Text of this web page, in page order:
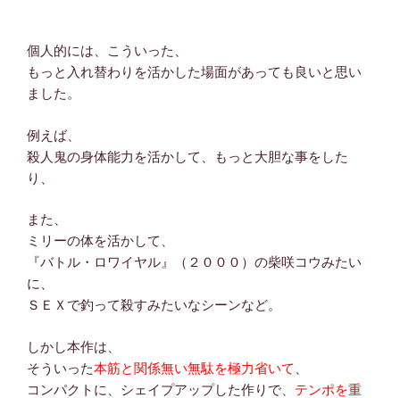
個人的には、こういった、
もっと入れ替わりを活かした場面があっても良いと思い
ました。
例えば、
殺人鬼の身体能力を活かして、もっと大胆な事をした
り、
また、
ミリーの体を活かして、
『バトル・ロワイヤル』（２０００）の柴咲コウみたい
に、
ＳＥＸで釣って殺すみたいなシーンなど。
しかし本作は、
そういった本筋と関係無い無駄を極力省いて
コンパクトに、シェイプアップした作りで、 テンポを重